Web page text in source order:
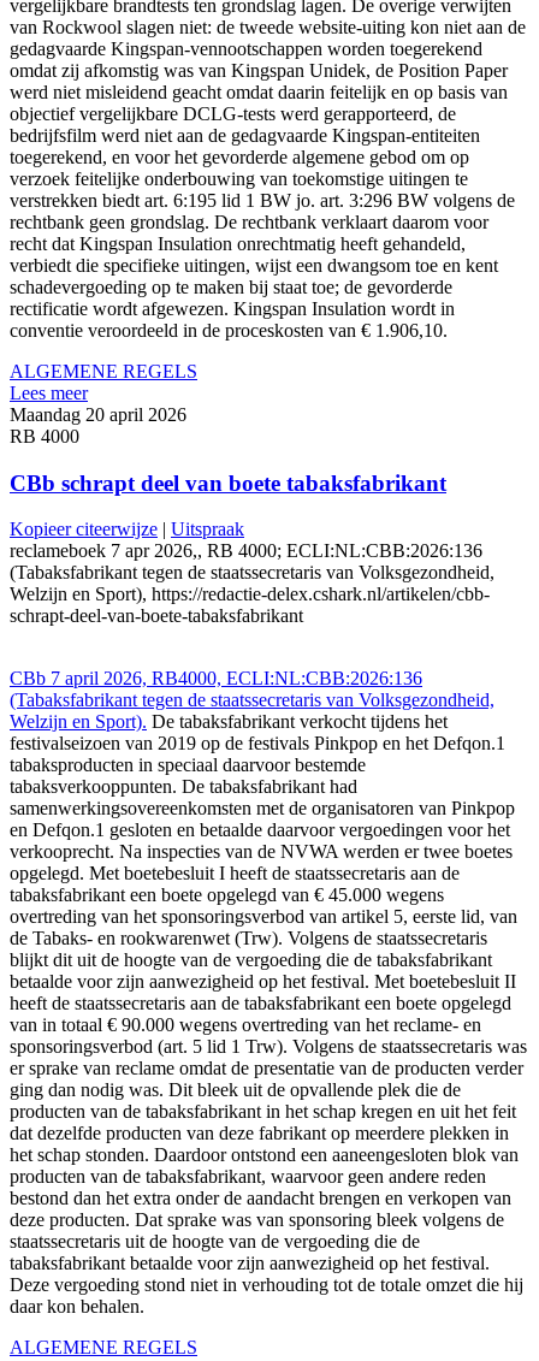
vergelijkbare brandtests ten grondslag lagen. De overige verwijten
van Rockwool slagen niet: de tweede website-uiting kon niet aan de
gedagvaarde Kingspan-vennootschappen worden toegerekend
omdat zij afkomstig was van Kingspan Unidek, de Position Paper
werd niet misleidend geacht omdat daarin feitelijk en op basis van
objectief vergelijkbare DCLG-tests werd gerapporteerd, de
bedrijfsfilm werd niet aan de gedagvaarde Kingspan-entiteiten
toegerekend, en voor het gevorderde algemene gebod om op
verzoek feitelijke onderbouwing van toekomstige uitingen te
verstrekken biedt art. 6:195 lid 1 BW jo. art. 3:296 BW volgens de
rechtbank geen grondslag. De rechtbank verklaart daarom voor
recht dat Kingspan Insulation onrechtmatig heeft gehandeld,
verbiedt die specifieke uitingen, wijst een dwangsom toe en kent
schadevergoeding op te maken bij staat toe; de gevorderde
rectificatie wordt afgewezen. Kingspan Insulation wordt in
conventie veroordeeld in de proceskosten van € 1.906,10.
ALGEMENE REGELS
Lees meer
Maandag 20 april 2026
RB 4000
CBb schrapt deel van boete tabaksfabrikant
Kopieer citeerwijze | Uitspraak
reclameboek 7 apr 2026,, RB 4000; ECLI:NL:CBB:2026:136
(Tabaksfabrikant tegen de staatssecretaris van Volksgezondheid,
Welzijn en Sport), https://redactie-delex.cshark.nl/artikelen/cbb-
schrapt-deel-van-boete-tabaksfabrikant
CBb 7 april 2026, RB4000, ECLI:NL:CBB:2026:136
(Tabaksfabrikant tegen de staatssecretaris van Volksgezondheid,
Welzijn en Sport). De tabaksfabrikant verkocht tijdens het
festivalseizoen van 2019 op de festivals Pinkpop en het Defqon.1
tabaksproducten in speciaal daarvoor bestemde
tabaksverkooppunten. De tabaksfabrikant had
samenwerkingsovereenkomsten met de organisatoren van Pinkpop
en Defqon.1 gesloten en betaalde daarvoor vergoedingen voor het
verkooprecht. Na inspecties van de NVWA werden er twee boetes
opgelegd. Met boetebesluit I heeft de staatssecretaris aan de
tabaksfabrikant een boete opgelegd van € 45.000 wegens
overtreding van het sponsoringsverbod van artikel 5, eerste lid, van
de Tabaks- en rookwarenwet (Trw). Volgens de staatssecretaris
blijkt dit uit de hoogte van de vergoeding die de tabaksfabrikant
betaalde voor zijn aanwezigheid op het festival. Met boetebesluit II
heeft de staatssecretaris aan de tabaksfabrikant een boete opgelegd
van in totaal € 90.000 wegens overtreding van het reclame- en
sponsoringsverbod (art. 5 lid 1 Trw). Volgens de staatssecretaris was
er sprake van reclame omdat de presentatie van de producten verder
ging dan nodig was. Dit bleek uit de opvallende plek die de
producten van de tabaksfabrikant in het schap kregen en uit het feit
dat dezelfde producten van deze fabrikant op meerdere plekken in
het schap stonden. Daardoor ontstond een aaneengesloten blok van
producten van de tabaksfabrikant, waarvoor geen andere reden
bestond dan het extra onder de aandacht brengen en verkopen van
deze producten. Dat sprake was van sponsoring bleek volgens de
staatssecretaris uit de hoogte van de vergoeding die de
tabaksfabrikant betaalde voor zijn aanwezigheid op het festival.
Deze vergoeding stond niet in verhouding tot de totale omzet die hij
daar kon behalen.
ALGEMENE REGELS